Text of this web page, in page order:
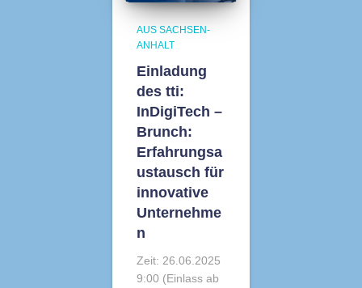
AUS SACHSEN-
ANHALT
Einladung
des tti:
InDigiTech –
Brunch:
Erfahrungsa
ustausch für
innovative
Unternehme
n
Zeit: 26.06.2025
9:00 (Einlass ab